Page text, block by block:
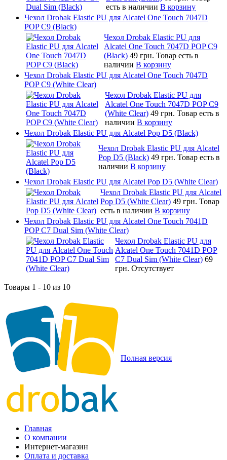
есть в наличии В корзину
Чехол Drobak Elastic PU для Alcatel One Touch 7047D
POP C9 (Black)
Чехол Drobak Elastic PU для
Alcatel One Touch 7047D POP C9
(Black) 49 грн. Товар есть в
наличии В корзину
Чехол Drobak Elastic PU для Alcatel One Touch 7047D
POP C9 (White Clear)
Чехол Drobak Elastic PU для
Alcatel One Touch 7047D POP C9
(White Clear) 49 грн. Товар есть в
наличии В корзину
Чехол Drobak Elastic PU для Alcatel Pop D5 (Black)
Чехол Drobak Elastic PU для Alcatel
Pop D5 (Black) 49 грн. Товар есть в
наличии В корзину
Чехол Drobak Elastic PU для Alcatel Pop D5 (White Clear)
Чехол Drobak Elastic PU для Alcatel
Pop D5 (White Clear) 49 грн. Товар
есть в наличии В корзину
Чехол Drobak Elastic PU для Alcatel One Touch 7041D
POP C7 Dual Sim (White Clear)
Чехол Drobak Elastic PU для
Alcatel One Touch 7041D POP
C7 Dual Sim (White Clear) 69
грн. Отсутствует
Товары 1 - 10 из 10
Полная версия
Главная
О компании
Интернет-магазин
Оплата и доставка